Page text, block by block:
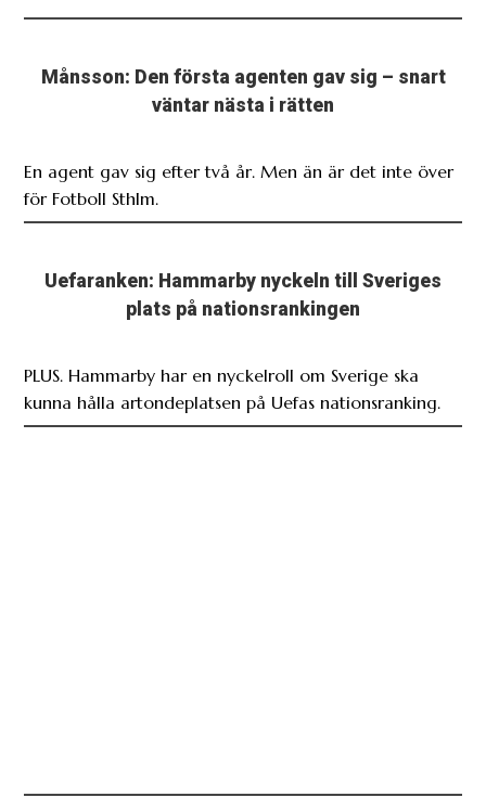
Månsson: Den första agenten gav sig – snart
väntar nästa i rätten
En agent gav sig efter två år. Men än är det inte över
för Fotboll Sthlm.
Uefaranken: Hammarby nyckeln till Sveriges
plats på nationsrankingen
PLUS. Hammarby har en nyckelroll om Sverige ska
kunna hålla artondeplatsen på Uefas nationsranking.